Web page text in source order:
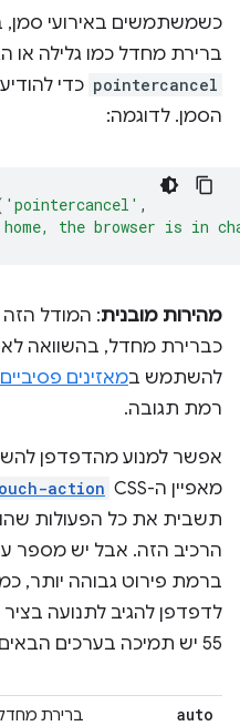
כשמשתמשים באירועי
ברירת מחדל כמו גלילה או
pointercancel כדי
הסמן. לדוגמה:
'pointercancel' ,
home, the browser is in
מהירות מובנית: המודל הזה
כברירת מחדל, בהשוואה
להשתמש במאזינים
רמת תגובה.
אפשר למנוע מהדפדפן
מאפיין ה-CSS
action
תשבית את כל הפעולות
הרכיב הזה. אבל יש מספר
ברמת פירוט גבוהה יותר,
55 יש תמיכה בערכים הבאים:
auto
ברירת